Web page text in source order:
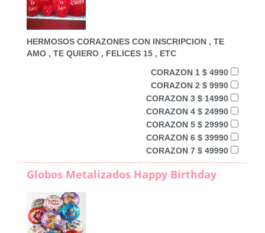
HERMOSOS CORAZONES CON INSCRIPCION , TE
AMO , TE QUIERO , FELICES 15 , ETC
CORAZON 1 $ 4990
CORAZON 2 $ 9990
CORAZON 3 $ 14990
CORAZON 4 $ 24990
CORAZON 5 $ 29990
CORAZON 6 $ 39990
CORAZON 7 $ 49990
Globos Metalizados Happy Birthday